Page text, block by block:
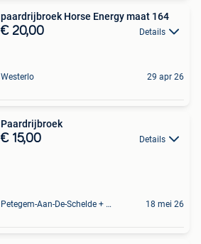
paardrijbroek Horse Energy maat 164
€ 20,00 Details
Westerlo 29 apr 26
Paardrijbroek
€ 15,00 Details
Petegem-Aan-De-Schelde + Deel Van Oudenaarde 18 mei 26